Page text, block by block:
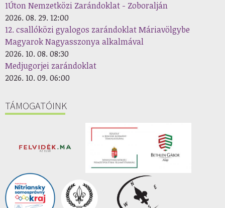
1Úton Nemzetközi Zarándoklat - Zoboralján
2026. 08. 29. 12:00
12. csallóközi gyalogos zarándoklat Máriavölgybe
Magyarok Nagyasszonya alkalmával
2026. 10. 08. 08:30
Medjugorjei zarándoklat
2026. 10. 09. 06:00
TÁMOGATÓINK